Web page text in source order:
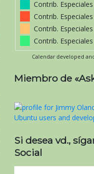
Contrib.
Contrib.
Contrib.
Contrib.
Calendar developed
Miembro de
Si desea vd.,
Social